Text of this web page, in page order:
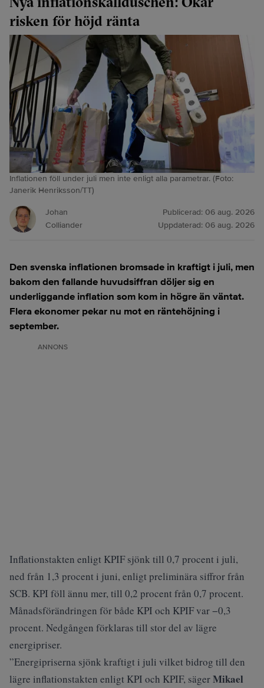
risken för höjd ränta
Inflationen föll under juli men inte enligt alla parametrar. (Foto:
Janerik Henriksson/TT)
Johan
Colliander
Publicerad: 06 aug. 2026
Uppdaterad: 06 aug. 2026
Den svenska inflationen bromsade in kraftigt i juli, men
bakom den fallande huvudsiffran döljer sig en
underliggande inflation som kom in högre än väntat.
Flera ekonomer pekar nu mot en räntehöjning i
september.
ANNONS
Inflationstakten enligt KPIF sjönk till 0,7 procent i juli,
ned från 1,3 procent i juni, enligt preliminära siffror från
SCB. KPI föll ännu mer, till 0,2 procent från 0,7 procent.
Månadsförändringen för både KPI och KPIF var −0,3
procent. Nedgången förklaras till stor del av lägre
energipriser.
”Energipriserna sjönk kraftigt i juli vilket bidrog till den
lägre inflationstakten enligt KPI och KPIF, sägerMikael